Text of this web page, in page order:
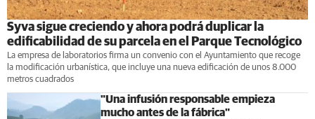
Syva sigue creciendo y ahora podrá duplicar la
edificabilidad de su parcela en el Parque Tecnológico
La empresa de laboratorios firma un convenio con el Ayuntamiento que recoge
la modificación urbanística, que incluye una nueva edificación de unos 8.000
metros cuadrados
"Una infusión responsable empieza
mucho antes de la fábrica"